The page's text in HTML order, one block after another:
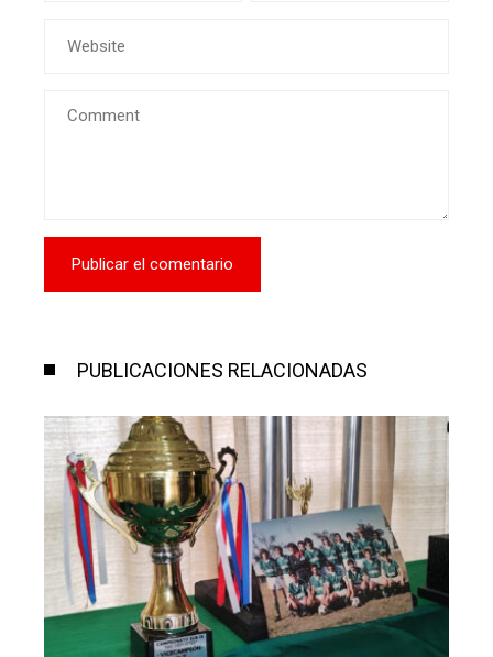
PUBLICACIONES RELACIONADAS